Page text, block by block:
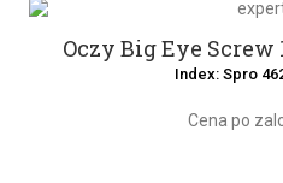
Oczy Big Eye
Index: Spro
Cena po